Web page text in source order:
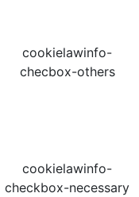
cookielawinfo-
checbox-others
cookielawinfo-
checkbox-necessary